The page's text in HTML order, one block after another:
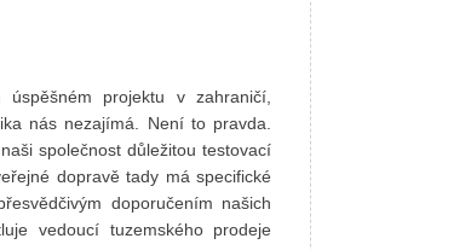
projektu v zahraničí,
nás nezajímá. Není to pravda.
společnost důležitou testovací
dopravě tady má specifické
doporučením našich
vedoucí tuzemského prodeje